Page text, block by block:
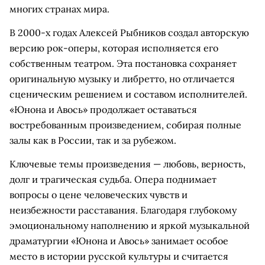
многих странах мира.
В 2000-х годах Алексей Рыбников создал авторскую
версию рок-оперы, которая исполняется его
собственным театром. Эта постановка сохраняет
оригинальную музыку и либретто, но отличается
сценическим решением и составом исполнителей.
«Юнона и Авось» продолжает оставаться
востребованным произведением, собирая полные
залы как в России, так и за рубежом.
Ключевые темы произведения — любовь, верность,
долг и трагическая судьба. Опера поднимает
вопросы о цене человеческих чувств и
неизбежности расставания. Благодаря глубокому
эмоциональному наполнению и яркой музыкальной
драматургии «Юнона и Авось» занимает особое
место в истории русской культуры и считается